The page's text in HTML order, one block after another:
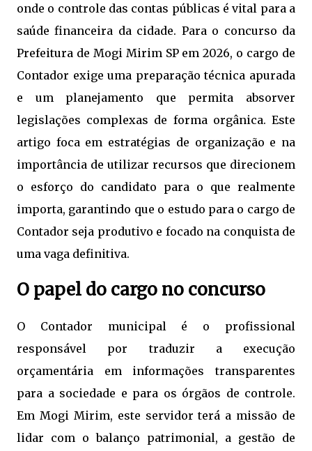
onde o controle das contas públicas é vital para a
saúde financeira da cidade. Para o concurso da
Prefeitura de Mogi Mirim SP em 2026, o cargo de
Contador exige uma preparação técnica apurada
e um planejamento que permita absorver
legislações complexas de forma orgânica. Este
artigo foca em estratégias de organização e na
importância de utilizar recursos que direcionem
o esforço do candidato para o que realmente
importa, garantindo que o estudo para o cargo de
Contador seja produtivo e focado na conquista de
uma vaga definitiva.
O papel do cargo no concurso
O Contador municipal é o profissional
responsável por traduzir a execução
orçamentária em informações transparentes
para a sociedade e para os órgãos de controle.
Em Mogi Mirim, este servidor terá a missão de
lidar com o balanço patrimonial, a gestão de